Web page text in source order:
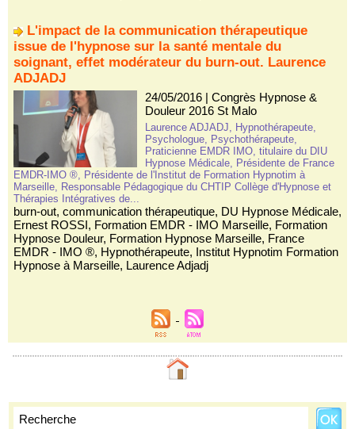
L'impact de la communication thérapeutique
issue de l'hypnose sur la santé mentale du
soignant, effet modérateur du burn-out. Laurence
ADJADJ
24/05/2016| Congrès Hypnose &
Douleur 2016 St Malo
Laurence ADJADJ, Hypnothérapeute,
Psychologue, Psychothérapeute,
Praticienne EMDR IMO, titulaire du DIU
Hypnose Médicale, Présidente de France
EMDR-IMO ®, Présidente de l'Institut de Formation Hypnotim à
Marseille, Responsable Pédagogique du CHTIP Collège d'Hypnose et
Thérapies Intégratives de...
burn-out, communication thérapeutique, DU Hypnose Médicale,
Ernest ROSSI, Formation EMDR - IMO Marseille, Formation
Hypnose Douleur, Formation Hypnose Marseille, France
EMDR - IMO ®, Hypnothérapeute, Institut Hypnotim Formation
Hypnose à Marseille, Laurence Adjadj